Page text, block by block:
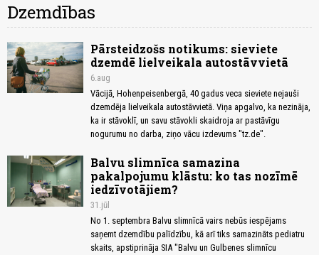
Dzemdības
Pārsteidzošs notikums: sieviete
dzemdē lielveikala autostāvvietā
6.aug
Vācijā, Hohenpeisenbergā, 40 gadus veca sieviete nejauši
dzemdēja lielveikala autostāvvietā. Viņa apgalvo, ka nezināja,
ka ir stāvoklī, un savu stāvokli skaidroja ar pastāvīgu
nogurumu no darba, ziņo vācu izdevums "tz.de".
Balvu slimnīca samazina
pakalpojumu klāstu: ko tas nozīmē
iedzīvotājiem?
31.jūl
No 1. septembra Balvu slimnīcā vairs nebūs iespējams
saņemt dzemdību palīdzību, kā arī tiks samazināts pediatru
skaits, apstiprināja SIA "Balvu un Gulbenes slimnīcu